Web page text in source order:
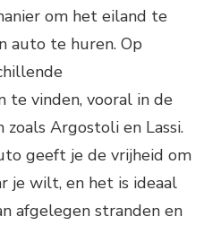
om het eiland te
auto te huren. Op
te vinden, vooral in de
Argostoli en Lassi.
geeft je de vrijheid om
je wilt, en het is ideaal
afgelegen stranden en